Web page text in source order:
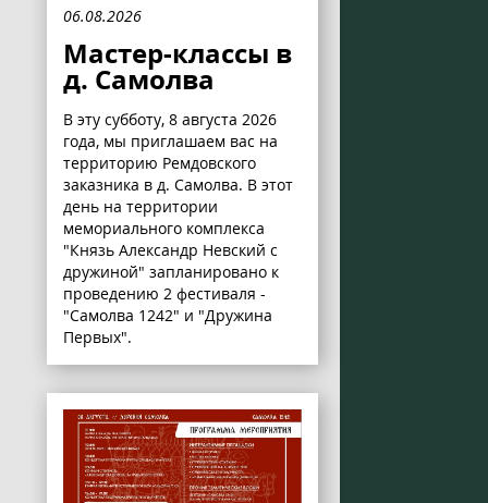
06.08.2026
Мастер-классы в
д. Самолва
В эту субботу, 8 августа 2026
года, мы приглашаем вас на
территорию Ремдовского
заказника в д. Самолва. В этот
день на территории
мемориального комплекса
"Князь Александр Невский с
дружиной" запланировано к
проведению 2 фестиваля -
"Самолва 1242" и "Дружина
Первых".